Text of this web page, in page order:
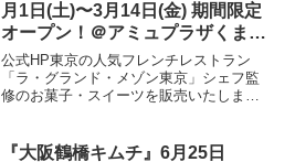
月1日(土)〜3月14日(金) 期間限定
オープン！＠アミュプラザくまも
と 1F
公式HP東京の人気フレンチレストラン
「ラ・グランド・メゾン東京」シェフ監
修のお菓子・スイーツを販売いたしま
イチョコレート」 1,998円今、話題のド
『大阪鶴橋キムチ』6月25日